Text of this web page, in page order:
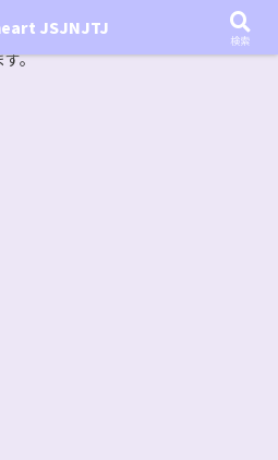
！いつから始まる？インザスープの放送開始日・視聴
SOOP BTS ver. Season 2】
す。
JSJNJTJ
検索